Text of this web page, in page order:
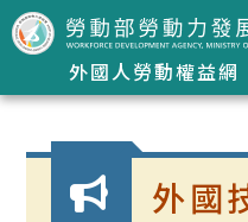
跳到主要內容區塊
外國人勞動權益網
:::
外國